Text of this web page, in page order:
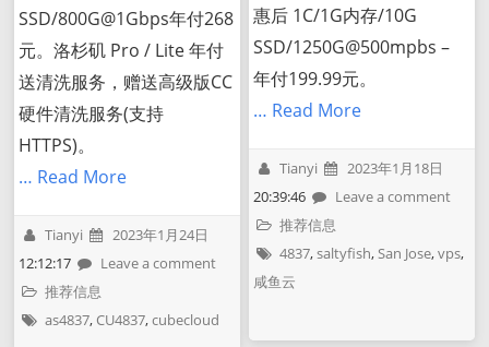
SSD/800G@1Gbps年付268
元。洛杉矶 Pro / Lite 年付
送清洗服务，赠送高级版CC
硬件清洗服务(支持
HTTPS)。
… Read More
Tianyi
2023年1月24日
12:12:17
Leave a comment
推荐信息
as4837, CU4837,cubecloud
惠后 1C/1G内存/10G
SSD/1250G@500mpbs –
年付199.99元。
… Read More
Tianyi
2023年1月18日
20:39:46
Leave a comment
推荐信息
4837,saltyfish,San Jose,vps,
咸鱼云